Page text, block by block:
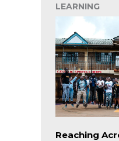
LEARNING
Reaching